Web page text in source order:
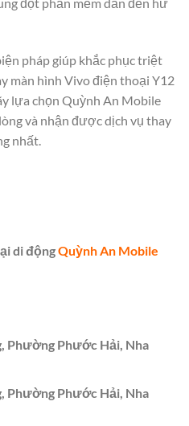
pháp giúp khắc phục triệt
màn hình Vivo điện thoại Y12
lựa chọn Quỳnh An Mobile
và nhận được dịch vụ thay
nhất.
di độngQuỳnh An Mobile
Phường Phước Hải, Nha
Phường Phước Hải, Nha